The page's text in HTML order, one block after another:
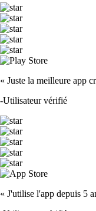
« Juste la meilleure app
-Utilisateur vérifié
« J'utilise l'app depuis 5